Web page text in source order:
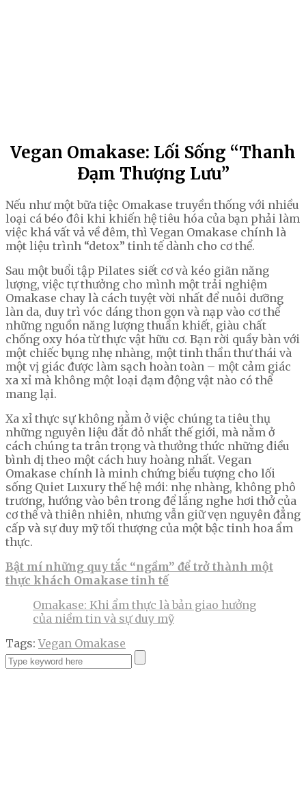
Vegan Omakase: Lối Sống “Thanh
Đạm Thượng Lưu”
Nếu như một bữa tiệc Omakase truyền thống với nhiều
loại cá béo đôi khi khiến hệ tiêu hóa của bạn phải làm
việc khá vất vả về đêm, thì Vegan Omakase chính là
một liệu trình “detox” tinh tế dành cho cơ thể.
Sau một buổi tập Pilates siết cơ và kéo giãn năng
lượng, việc tự thưởng cho mình một trải nghiệm
Omakase chay là cách tuyệt vời nhất để nuôi dưỡng
làn da, duy trì vóc dáng thon gọn và nạp vào cơ thể
những nguồn năng lượng thuần khiết, giàu chất
chống oxy hóa từ thực vật hữu cơ. Bạn rời quầy bàn với
một chiếc bụng nhẹ nhàng, một tinh thần thư thái và
một vị giác được làm sạch hoàn toàn – một cảm giác
xa xỉ mà không một loại đạm động vật nào có thể
mang lại.
Xa xỉ thực sự không nằm ở việc chúng ta tiêu thụ
những nguyên liệu đắt đỏ nhất thế giới, mà nằm ở
cách chúng ta trân trọng và thưởng thức những điều
bình dị theo một cách huy hoàng nhất. Vegan
Omakase chính là minh chứng biểu tượng cho lối
sống Quiet Luxury thế hệ mới: nhẹ nhàng, không phô
trương, hướng vào bên trong để lắng nghe hơi thở của
cơ thể và thiên nhiên, nhưng vẫn giữ vẹn nguyên đẳng
cấp và sự duy mỹ tối thượng của một bậc tinh hoa ẩm
thực.
Bật mí những quy tắc “ngầm” để trở thành một
thực khách Omakase tinh tế
Omakase: Khi ẩm thực là bản giao hưởng
của niềm tin và sự duy mỹ
Tags:Vegan Omakase